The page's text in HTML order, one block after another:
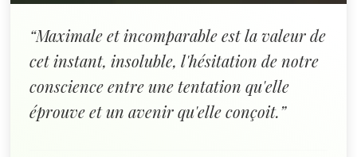
“Maximale et incomparable est la valeur de
cet instant, insoluble, l'hésitation de notre
conscience entre une tentation qu'elle
éprouve et un avenir qu'elle conçoit.”